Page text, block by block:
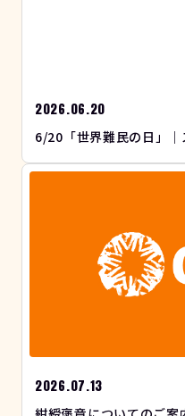
2026.06.20
6/20「世界難民の日」
2026.07.13